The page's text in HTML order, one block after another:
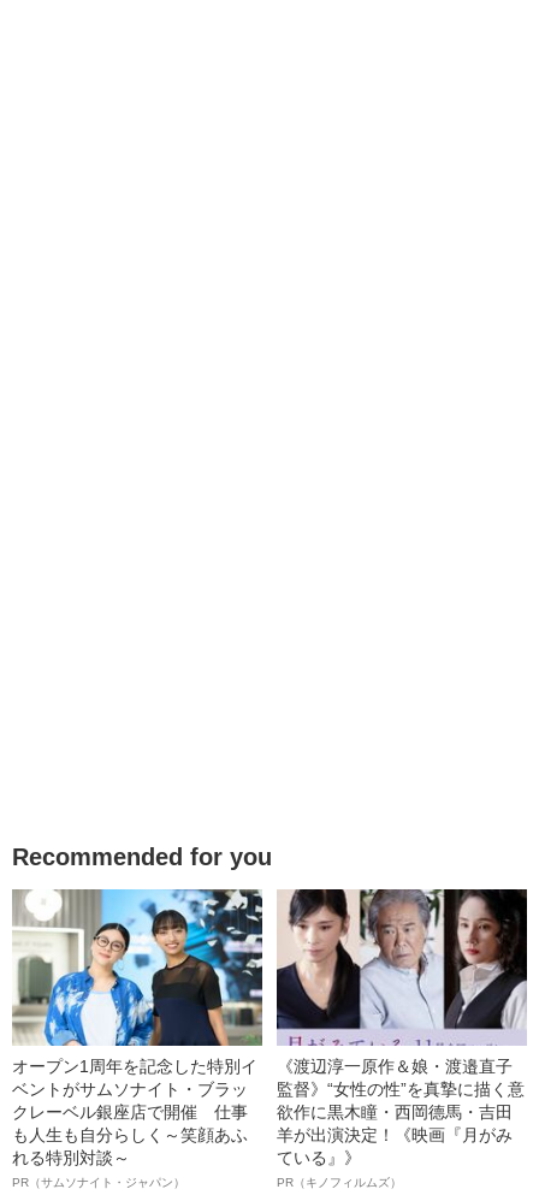
Recommended for you
オープン1周年を記念した特別イ
ベントがサムソナイト・ブラッ
クレーベル銀座店で開催 仕事
も人生も自分らしく～笑顔あふ
れる特別対談～
PR（サムソナイト・ジャパン）
《渡辺淳一原作＆娘・渡邉直子
監督》“女性の性”を真摯に描く意
欲作に黒木瞳・西岡德馬・吉田
羊が出演決定！《映画『月がみ
ている』》
PR（キノフィルムズ）